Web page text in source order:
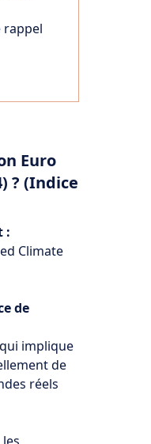
rappel
Euro
? (Indice
:
Climate
de
implique
de
réels